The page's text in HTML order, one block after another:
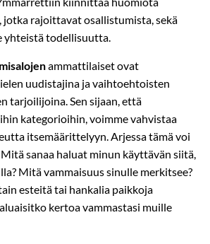
rajoittavat osallistumista, sekä
yhteistä todellisuutta.
ammattilaiset ovat
uudistajina ja vaihtoehtoisten
tarjoilijoina. Sen sijaan, että
kategorioihin, voimme vahvistaa
itsemäärittelyyn. Arjessa tämä voi
sanaa haluat minun käyttävän siitä,
Mitä vammaisuus sinulle merkitsee?
esteitä tai hankalia paikkoja
kertoa vammastasi muille